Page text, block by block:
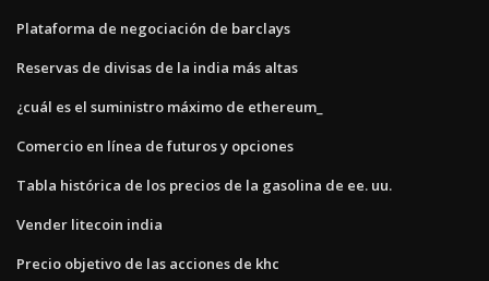
Plataforma de negociación de barclays
Reservas de divisas de la india más altas
¿cuál es el suministro máximo de ethereum_
Comercio en línea de futuros y opciones
Tabla histórica de los precios de la gasolina de ee. uu.
Vender litecoin india
Precio objetivo de las acciones de khc